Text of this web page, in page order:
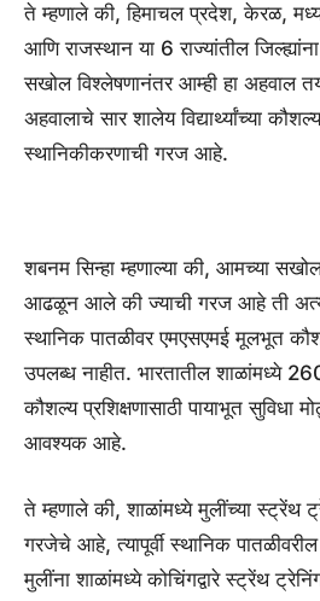
ते म्हणाले की, हिमाचल प्रदेश, केरळ,
आणि राजस्थान या 6 राज्यांतील
सखोल विश्लेषणानंतर आम्ही हा अहवाल
अहवालाचे सार शालेय विद्यार्थ्यांच्या
स्थानिकीकरणाची गरज आहे.
शबनम सिन्हा म्हणाल्या की, आमच्या
आढळून आले की ज्याची गरज आहे ती
स्थानिक पातळीवर एमएसएमई मूलभूत
उपलब्ध नाहीत. भारतातील शाळांमध्ये
कौशल्य प्रशिक्षणासाठी पायाभूत सुविधा
आवश्यक आहे.
ते म्हणाले की, शाळांमध्ये मुलींच्या स्ट्रेंथ
गरजेचे आहे, त्यापूर्वी स्थानिक
मुलींना शाळांमध्ये कोचिंगद्वारे स्ट्रेंथ